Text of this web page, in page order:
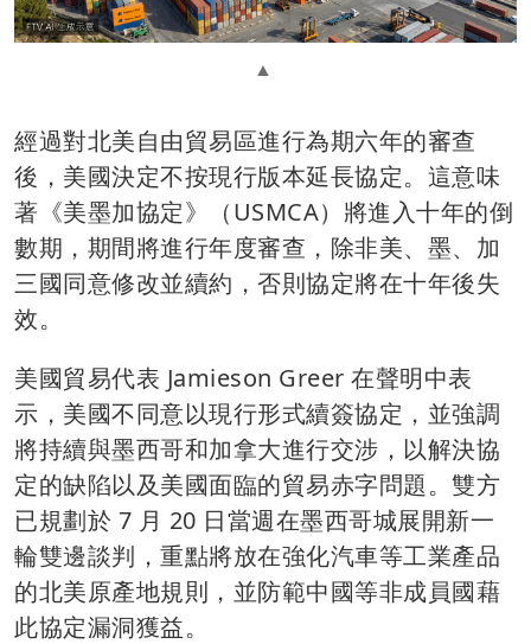
經過對北美自由貿易區進行為期六年的審查
後，美國決定不按現行版本延長協定。這意味
著《美墨加協定》（USMCA）將進入十年的倒
數期，期間將進行年度審查，除非美、墨、加
三國同意修改並續約，否則協定將在十年後失
效。
美國貿易代表 Jamieson Greer 在聲明中表
示，美國不同意以現行形式續簽協定，並強調
將持續與墨西哥和加拿大進行交涉，以解決協
定的缺陷以及美國面臨的貿易赤字問題。雙方
已規劃於 7 月 20 日當週在墨西哥城展開新一
輪雙邊談判，重點將放在強化汽車等工業產品
的北美原產地規則，並防範中國等非成員國藉
此協定漏洞獲益。